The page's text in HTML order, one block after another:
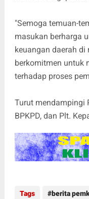
"Semoga temuan-
masukan berharga
keuangan daerah
berkomitmen untuk
terhadap proses
Turut mendampingi
BPKPD, dan Plt.
Tags berita